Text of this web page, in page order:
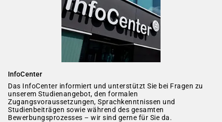
InfoCenter
Das InfoCenter informiert und unterstützt Sie bei Fragen zu
unserem Studienangebot, den formalen
Zugangsvoraussetzungen, Sprachkenntnissen und
Studienbeiträgen sowie während des gesamten
Bewerbungsprozesses – wir sind gerne für Sie da.